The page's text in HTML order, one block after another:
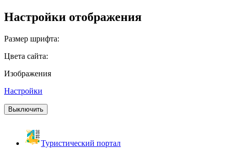
Настройки отображения
Размер шрифта:
Цвета сайта:
Изображения
Настройки
Выключить
Туристический портал